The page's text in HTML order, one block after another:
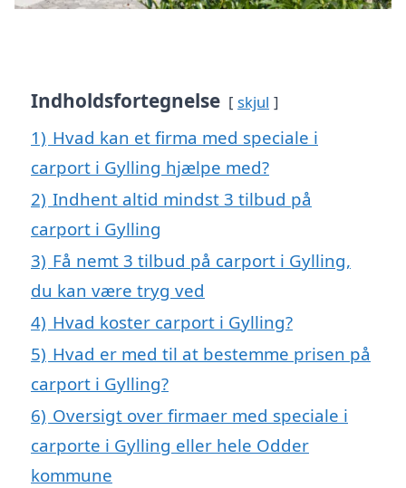
Indholdsfortegnelse skjul
1) Hvad kan et firma med speciale i
carport i Gylling hjælpe med?
2) Indhent altid mindst 3 tilbud på
carport i Gylling
3) Få nemt 3 tilbud på carport i Gylling,
du kan være tryg ved
4) Hvad koster carport i Gylling?
5) Hvad er med til at bestemme prisen på
carport i Gylling?
6) Oversigt over firmaer med speciale i
carporte i Gylling eller hele Odder
kommune